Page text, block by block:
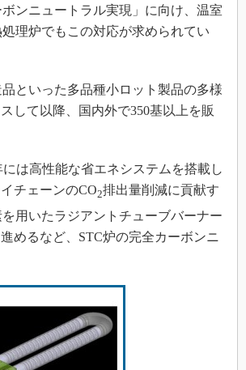
海外生産
ンニュートラル実現」に向け、温室
理炉でもこの対応が求められてい
といった多品種小ロット製品の多様
して以降、国内外で350基以上を販
は高性能な省エネシステムを搭載し
チェーンのCO2排出量削減に貢献す
用いたラジアントチューブバーナー
めるなど、STC炉の完全カーボンニ